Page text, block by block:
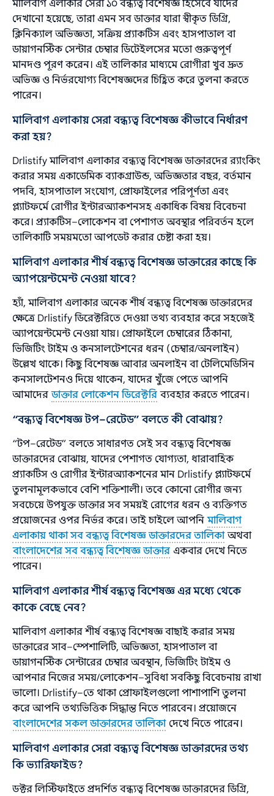
মালিবাগ এলাকার সেরা ১০ বন্ধ্যত্ব বিশেষজ্ঞ হিসেবে যাদের
দেখানো হয়েছে, তারা এমন সব ডাক্তার যারা স্বীকৃত ডিগ্রি,
ক্লিনিক্যাল অভিজ্ঞতা, সক্রিয় প্র্যাকটিস এবং হাসপাতাল বা
ডায়াগনস্টিক সেন্টার চেম্বার ডিটেইলসের মতো গুরুত্বপূর্ণ
মানদণ্ড পূরণ করেন। এই তালিকার মাধ্যমে রোগীরা খুব দ্রুত
অভিজ্ঞ ও নির্ভরযোগ্য বিশেষজ্ঞদের চিহ্নিত করে তুলনা করতে
পারেন।
মালিবাগ এলাকায় সেরা বন্ধ্যত্ব বিশেষজ্ঞ কীভাবে নির্ধারণ
করা হয়?
Drlistify মালিবাগ এলাকার বন্ধ্যত্ব বিশেষজ্ঞ ডাক্তারদের র‌্যাংকিং
করার সময় একাডেমিক ব্যাকগ্রাউন্ড, অভিজ্ঞতার বছর, বর্তমান
পদবি, হাসপাতাল সংযোগ, প্রোফাইলের পরিপূর্ণতা এবং
প্ল্যাটফর্মে রোগীর ইন্টারঅ্যাকশনসহ একাধিক বিষয় বিবেচনা
করে। প্র্যাকটিস–লোকেশন বা পেশাগত অবস্থার পরিবর্তন হলে
তালিকাটি সময়মতো আপডেট করার চেষ্টা করা হয়।
মালিবাগ এলাকার শীর্ষ বন্ধ্যত্ব বিশেষজ্ঞ ডাক্তারের কাছে কি
অ্যাপয়েন্টমেন্ট নেওয়া যাবে?
হ্যাঁ, মালিবাগ এলাকার অনেক শীর্ষ বন্ধ্যত্ব বিশেষজ্ঞ ডাক্তারদের
ক্ষেত্রে Drlistify ডিরেক্টরিতে দেওয়া তথ্য ব্যবহার করে সহজেই
অ্যাপয়েন্টমেন্ট নেওয়া যায়। প্রোফাইলে চেম্বারের ঠিকানা,
ভিজিটিং টাইম ও কনসালটেশনের ধরন (চেম্বার/অনলাইন)
উল্লেখ থাকে। কিছু বিশেষজ্ঞ আবার অনলাইন বা টেলিমেডিসিন
কনসালটেশনও দিয়ে থাকেন, যাদের খুঁজে পেতে আপনি
আমাদেরডাক্তার লোকেশন ডিরেক্টরি ব্যবহার করতে পারেন।
“বন্ধ্যত্ব বিশেষজ্ঞ টপ–রেটেড” বলতে কী বোঝায়?
“টপ–রেটেড” বলতে সাধারণত সেই সব বন্ধ্যত্ব বিশেষজ্ঞ
ডাক্তারদের বোঝায়, যাদের পেশাগত যোগ্যতা, ধারাবাহিক
প্র্যাকটিস ও রোগীর ইন্টারঅ্যাকশনের মান Drlistify প্ল্যাটফর্মে
তুলনামূলকভাবে বেশি শক্তিশালী। তবে কোনো রোগীর জন্য
সবচেয়ে উপযুক্ত ডাক্তার সব সময়ই রোগের ধরন ও ব্যক্তিগত
প্রয়োজনের ওপর নির্ভর করে। তাই চাইলে আপনিমালিবাগ
এলাকায় থাকা সব বন্ধ্যত্ব বিশেষজ্ঞ ডাক্তারদের তালিকাঅথবা
বাংলাদেশের সব বন্ধ্যত্ব বিশেষজ্ঞ ডাক্তার একবার দেখে নিতে
পারেন।
মালিবাগ এলাকার শীর্ষ বন্ধ্যত্ব বিশেষজ্ঞ এর মধ্যে থেকে
কাকে বেছে নেব?
মালিবাগ এলাকার শীর্ষ বন্ধ্যত্ব বিশেষজ্ঞ বাছাই করার সময়
ডাক্তারের সাব–স্পেশালিটি, অভিজ্ঞতা, হাসপাতাল বা
ডায়াগনস্টিক সেন্টারের চেম্বার অবস্থান, ভিজিটিং টাইম ও
আপনার নিজের সময়/লোকেশন–সুবিধা সবকিছু বিবেচনায় রাখা
ভালো। Drlistify–তে থাকা প্রোফাইলগুলো পাশাপাশি তুলনা
করে আপনি তথ্যভিত্তিক সিদ্ধান্ত নিতে পারবেন। প্রয়োজনে
বাংলাদেশের সকল ডাক্তারদের তালিকা দেখে নিতে পারেন।
মালিবাগ এলাকার সেরা বন্ধ্যত্ব বিশেষজ্ঞ ডাক্তারদের তথ্য
কি ভ্যারিফাইড?
ডক্টর লিস্টিফাইতে প্রদর্শিত বন্ধ্যত্ব বিশেষজ্ঞ ডাক্তারদের ডিগ্রি,